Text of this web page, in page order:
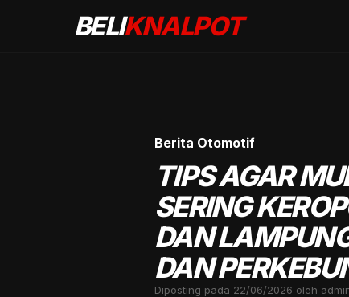
BELIKNALPOT
Berita Otomotif
TIPS AGAR
SERING
DAN
DAN
Diposting pada 22/06/2026 oleh